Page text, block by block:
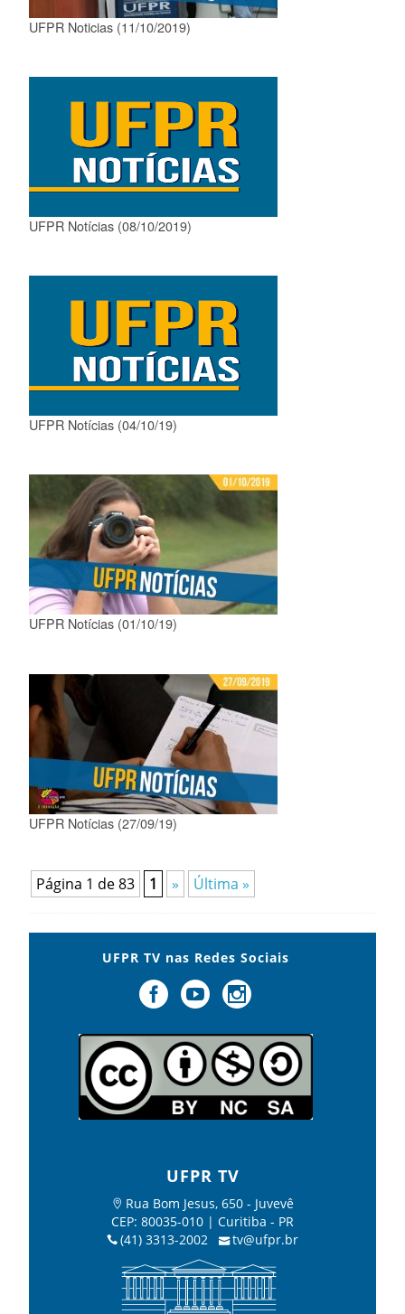
UFPR Noticias (11/10/2019)
UFPR Notícias (08/10/2019)
UFPR Notícias (04/10/19)
UFPR Notícias (01/10/19)
UFPR Notícias (27/09/19)
Página 1 de 83 1 » Última »
UFPR TV nas Redes Sociais
UFPR TV
Rua Bom Jesus, 650 - Juvevê
CEP: 80035-010 | Curitiba - PR
(41) 3313-2002
tv@ufpr.br